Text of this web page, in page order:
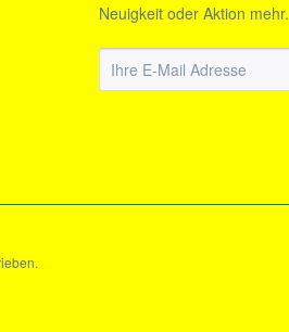
Neuigkeit oder Aktion mehr.